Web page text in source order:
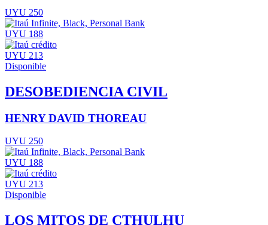
UYU 250
UYU 188
UYU 213
Disponible
DESOBEDIENCIA CIVIL
HENRY DAVID THOREAU
UYU 250
UYU 188
UYU 213
Disponible
LOS MITOS DE CTHULHU